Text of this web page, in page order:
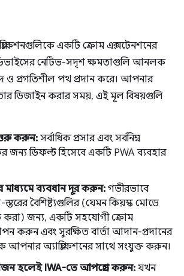
একটি ক্রোম এক্সটেনশনের
নেটিভ-সদৃশ ক্ষমতাগুলি আনলক
ও প্রগতিশীল পথ প্রদান করে। আপনার
ডিজাইন করার সময়, এই মূল বিষয়গুলি
করুন: সর্বাধিক প্রসার এবং সর্বনিম্ন
জন্য ডিফল্ট হিসেবে একটি PWA ব্যবহার
মাধ্যমে ব্যবধান দূর করুন: গভীরভাবে
বৈশিষ্ট্যগুলির (যেমন কিয়স্ক মোডে
করা) জন্য, একটি সহযোগী ক্রোম
করুন এবং সুরক্ষিত বার্তা আদান-প্রদানের
আপনার অ্যাপ্লিকেশনের সাথে সংযুক্ত করুন।
হলেই IWA-তে আপগ্রেড করুন: যখন